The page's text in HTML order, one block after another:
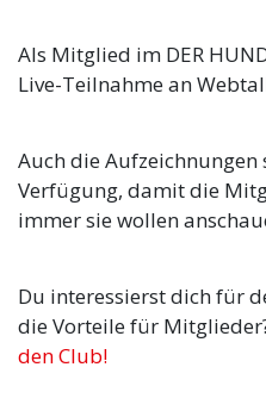
Als Mitglied im DER
Live-Teilnahme an
Auch die
Verfügung, damit die
immer sie wollen
Du interessierst dich für
die Vorteile für
den Club!